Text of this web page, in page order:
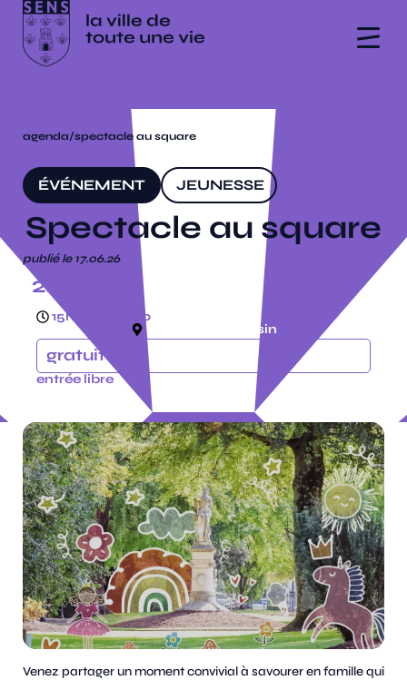
agenda/spectacle au square
ÉVÉNEMENT JEUNESSE
Spectacle au square
publié le 17.06.26
22.07.26
15h30 et 16h30
square jean cousin
gratuit
entrée libre
Venez partager un moment convivial à savourer en famille qui